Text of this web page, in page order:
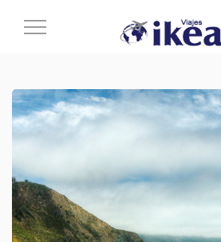
Cambiar
navegación